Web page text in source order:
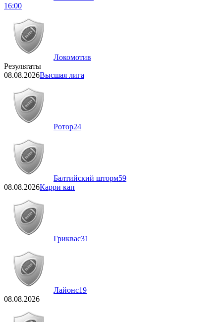
16:00
Локомотив
Результаты
08.08.2026Высшая лига
Ротор24
Балтийский шторм59
08.08.2026Карри кап
Гриквас31
Лайонс19
08.08.2026